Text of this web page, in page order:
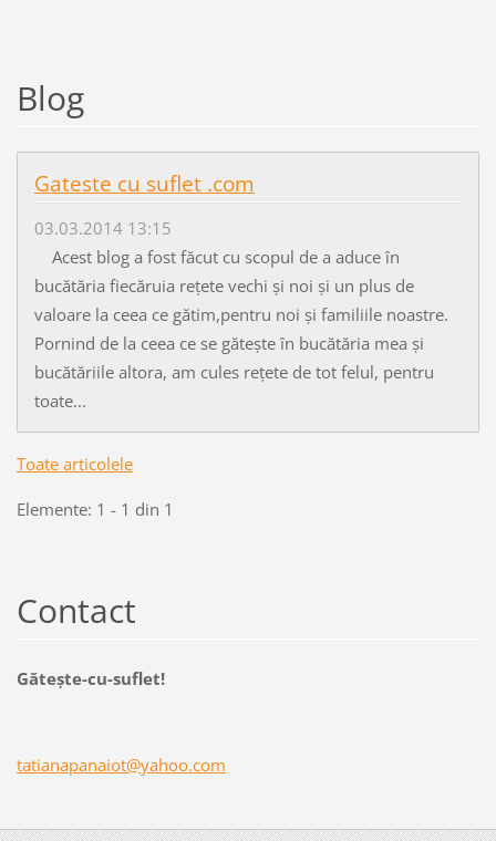
Blog
Gateste cu suflet .com
03.03.2014 13:15
Acest blog a fost făcut cu scopul de a aduce în
bucătăria fiecăruia rețete vechi și noi și un plus de
valoare la ceea ce gătim,pentru noi și familiile noastre.
Pornind de la ceea ce se gătește în bucătăria mea și
bucătăriile altora, am cules rețete de tot felul, pentru
toate...
Toate articolele
Elemente: 1 - 1 din 1
Contact
Găteşte-cu-suflet!
tatianapanaiot@yahoo.com